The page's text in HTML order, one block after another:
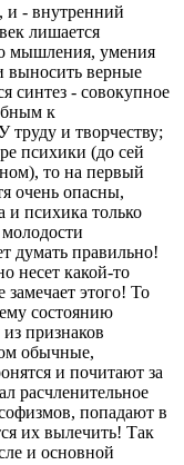
и - внутренний
лишается
мышления, умения
выносить верные
синтез - совокупное
к
и творчеству;
психики (до сей
то на первый
очень опасны,
и психика только
думать правильно!
несет какой-то
этого! То
состоянию
признаков
обычные,
и почитают за
расчленительное
попадают в
их вылечить! Так
и основной